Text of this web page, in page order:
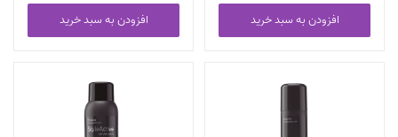
افزودن به سبد خرید افزودن به سبد خرید